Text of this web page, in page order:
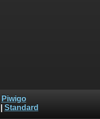
Piwigo
Standard